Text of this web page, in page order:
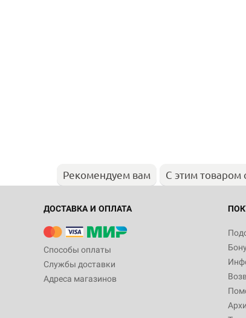
Рекомендуем вам С этим товаром
ДОСТАВКА И ОПЛАТА
Способы оплаты
Службы доставки
Адреса магазинов